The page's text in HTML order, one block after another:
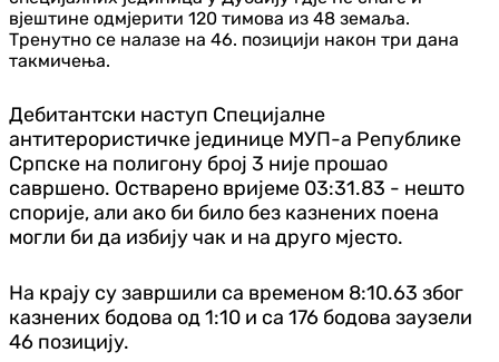
вјештине одмјерити 120 тимова из 48 земаља.
Тренутно се налазе на 46. позицији након три дана
такмичења.
Дебитантски наступ Специјалне
антитерористичке јединице МУП-а Републике
Српске на полигону број 3 није прошао
савршено. Остварено вријеме 03:31.83 - нешто
спорије, али ако би било без казнених поена
могли би да избију чак и на друго мјесто.
На крају су завршили са временом 8:10.63 због
казнених бодова од 1:10 и са 176 бодова заузели
46 позицију.